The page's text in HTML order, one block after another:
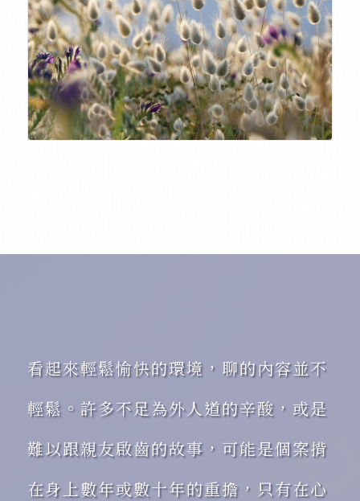
看起來輕鬆愉快的環境，聊的內容並不
輕鬆。許多不足為外人道的辛酸，或是
難以跟親友啟齒的故事，可能是個案揹
在身上數年或數十年的重擔，只有在心